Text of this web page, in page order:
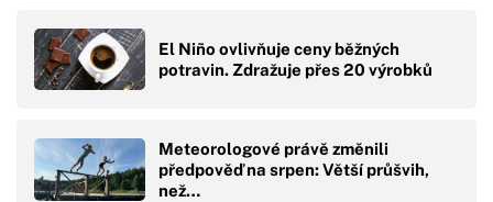
El Niño ovlivňuje ceny běžných
potravin. Zdražuje přes 20 výrobků
Meteorologové právě změnili
předpověď na srpen: Větší průšvih,
než…